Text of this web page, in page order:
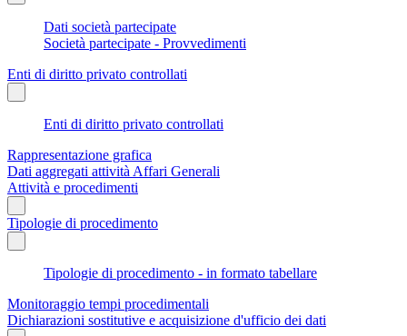
Dati società partecipate
Società partecipate - Provvedimenti
Enti di diritto privato controllati
Enti di diritto privato controllati
Rappresentazione grafica
Dati aggregati attività Affari Generali
Attività e procedimenti
Tipologie di procedimento
Tipologie di procedimento - in formato tabellare
Monitoraggio tempi procedimentali
Dichiarazioni sostitutive e acquisizione d'ufficio dei dati